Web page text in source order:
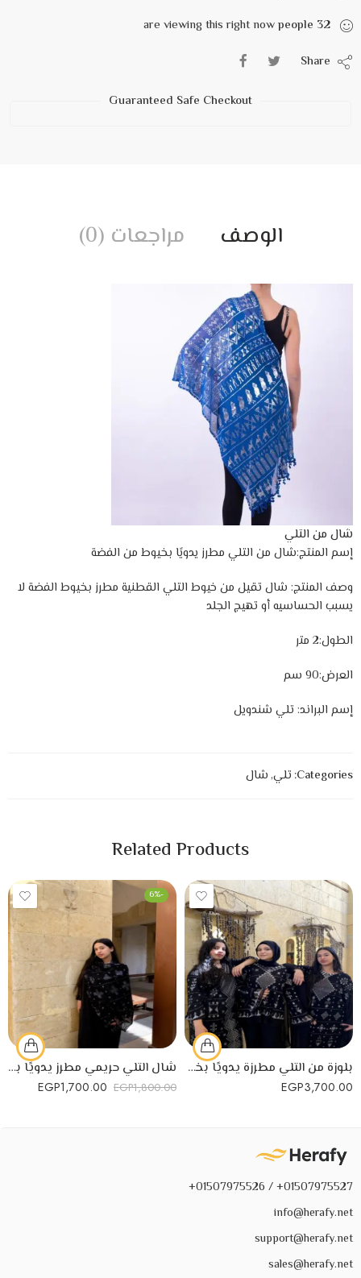
32
people
Guaranteed Safe Checkout
الوصف مراجعات (0)
شال من التلي
إسم المنتج:شال من التلي مطرز يدويًا بخيوط من الفضة
وصف المنتج: شال تقيل من خيوط التلي القطنية مطرز بخيوط الفضة لا
يسبب الحساسيه أو تهيج الجلد
الطول:2 متر
العرض:90 سم
إسم البراند: تلي شندويل
Categories: تلي,شال
Related Products
بلوزة من التلي مطرزة يدويًا بخيوط الفضة
EGP3,700.00
-6%
شال التلي حريمي مطرز يدويًا بخيوط الفضة
EGP1,800.00
EGP1,700.00
01507975527+ / 01507975526+
info@herafy.net
support@herafy.net
sales@herafy.net